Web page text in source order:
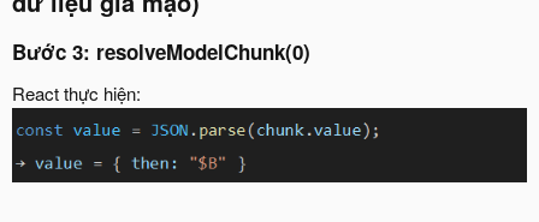
Bước 3: resolveModelChunk(0)
React thực hiện: